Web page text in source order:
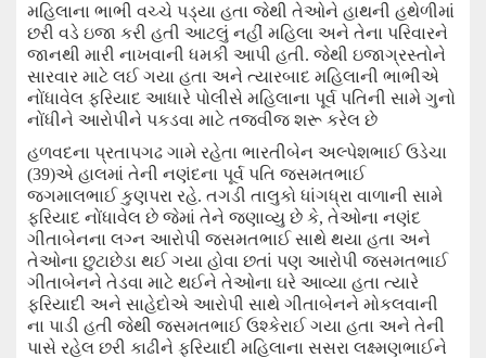
મહિલાના ભાભી વચ્ચે પડ્યા હતા જેથી તેઓને હાથની હથેળીમાં
છરી વડે ઇજા કરી હતી આટલું નહીં મહિલા અને તેના પરિવારને
જાનથી મારી નાખવાની ધમકી આપી હતી. જેથી ઇજાગ્રસ્તોને
સારવાર માટે લઈ ગયા હતા અને ત્યારબાદ મહિલાની ભાભીએ
નોંધાવેલ ફરિયાદ આધારે પોલીસે મહિલાના પૂર્વ પતિની સામે ગુનો
નોંધીને આરોપીને પકડવા માટે તજવીજ શરૂ કરેલ છે
હળવદના પ્રતાપગઢ ગામે રહેતા ભારતીબેન અલ્પેશભાઈ ઉડેચા
(39)એ હાલમાં તેની નણંદના પૂર્વ પતિ જસમતભાઈ
જગમાલભાઈ કુણપરા રહે. તગડી તાલુકો ધાંગધ્રા વાળાની સામે
ફરિયાદ નોંધાવેલ છે જેમાં તેને જણાવ્યુ છે કે, તેઓના નણંદ
ગીતાબેનના લગ્ન આરોપી જસમતભાઈ સાથે થયા હતા અને
તેઓના છુટાછેડા થઈ ગયા હોવા છતાં પણ આરોપી જસમતભાઈ
ગીતાબેનને તેડવા માટે થઈને તેઓના ઘરે આવ્યા હતા ત્યારે
ફરિયાદી અને સાહેદોએ આરોપી સાથે ગીતાબેનને મોકલવાની
ના પાડી હતી જેથી જસમતભાઈ ઉશ્કેરાઈ ગયા હતા અને તેની
પાસે રહેલ છરી કાઢીને ફરિયાદી મહિલાના સસરા લક્ષ્મણભાઈને